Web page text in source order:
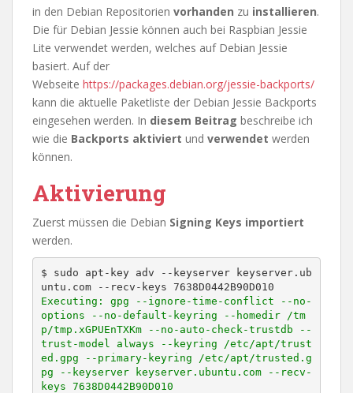
in den Debian Repositorien vorhanden zu installieren.
Die für Debian Jessie können auch bei Raspbian Jessie
Lite verwendet werden, welches auf Debian Jessie
basiert. Auf der
Webseite https://packages.debian.org/jessie-backports/
kann die aktuelle Paketliste der Debian Jessie Backports
eingesehen werden. In diesem Beitrag beschreibe ich
wie die Backports aktiviert und verwendet werden
können.
Aktivierung
Zuerst müssen die Debian Signing Keys importiert
werden.
$ sudo apt-key adv --keyserver keyserver.ub
Executing: gpg --ignore-time-conflict --no-
options --no-default-keyring --homedir /tm
p/tmp.xGPUEnTXKm --no-auto-check-trustdb --
trust-model always --keyring /etc/apt/trust
ed.gpg --primary-keyring /etc/apt/trusted.g
pg --keyserver keyserver.ubuntu.com --recv-
keys 7638D0442B90D010